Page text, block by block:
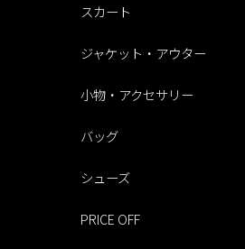
スカート
ジャケット・アウター
小物・アクセサリー
バッグ
シューズ
PRICE OFF